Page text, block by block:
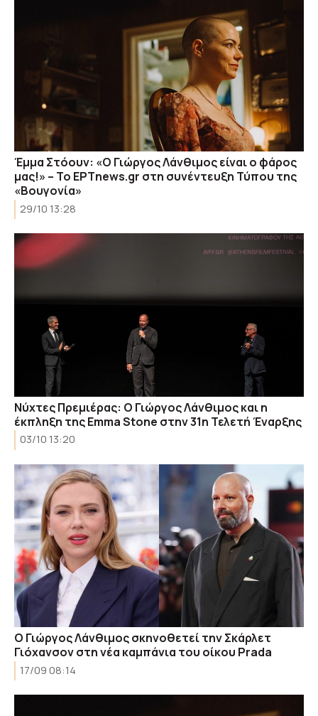
Έμμα Στόουν: «Ο Γιώργος Λάνθιμος είναι ο φάρος
μας!» – Το ΕΡΤnews.gr στη συνέντευξη Τύπου της
«Βουγονία»
29/10 13:28
Νύχτες Πρεμιέρας: Ο Γιώργος Λάνθιμος και η
έκπληξη της Emma Stone στην 31η Τελετή Έναρξης
03/10 13:20
Ο Γιώργος Λάνθιμος σκηνοθετεί την Σκάρλετ
Γιόχανσον στη νέα καμπάνια του οίκου Prada
17/09 08:14